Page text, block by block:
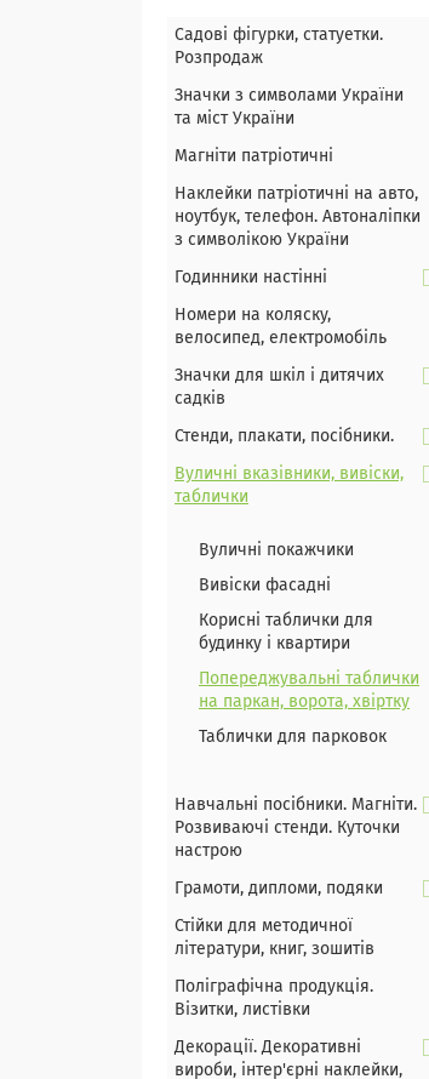
Садові фігурки, статуетки.
Розпродаж
Значки з символами України
та міст України
Магніти патріотичні
Наклейки патріотичні на авто,
ноутбук, телефон. Автоналіпки
з символікою України
Годинники настінні
Номери на коляску,
велосипед, електромобіль
Значки для шкіл і дитячих
садків
Стенди, плакати, посібники.
Вуличні вказівники, вивіски,
таблички
Вуличні покажчики
Вивіски фасадні
Корисні таблички для
будинку і квартири
Попереджувальні таблички
на паркан, ворота, хвіртку
Таблички для парковок
Навчальні посібники. Магніти.
Розвиваючі стенди. Куточки
настрою
Грамоти, дипломи, подяки
Стійки для методичної
літератури, книг, зошитів
Поліграфічна продукція.
Візитки, листівки
Декорації. Декоративні
вироби, інтер'єрні наклейки,